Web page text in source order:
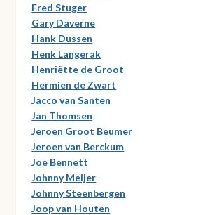
Fred Stuger
Gary Daverne
Hank Dussen
Henk Langerak
Henriëtte de Groot
Hermien de Zwart
Jacco van Santen
Jan Thomsen
Jeroen Groot Beumer
Jeroen van Berckum
Joe Bennett
Johnny Meijer
Johnny Steenbergen
Joop van Houten